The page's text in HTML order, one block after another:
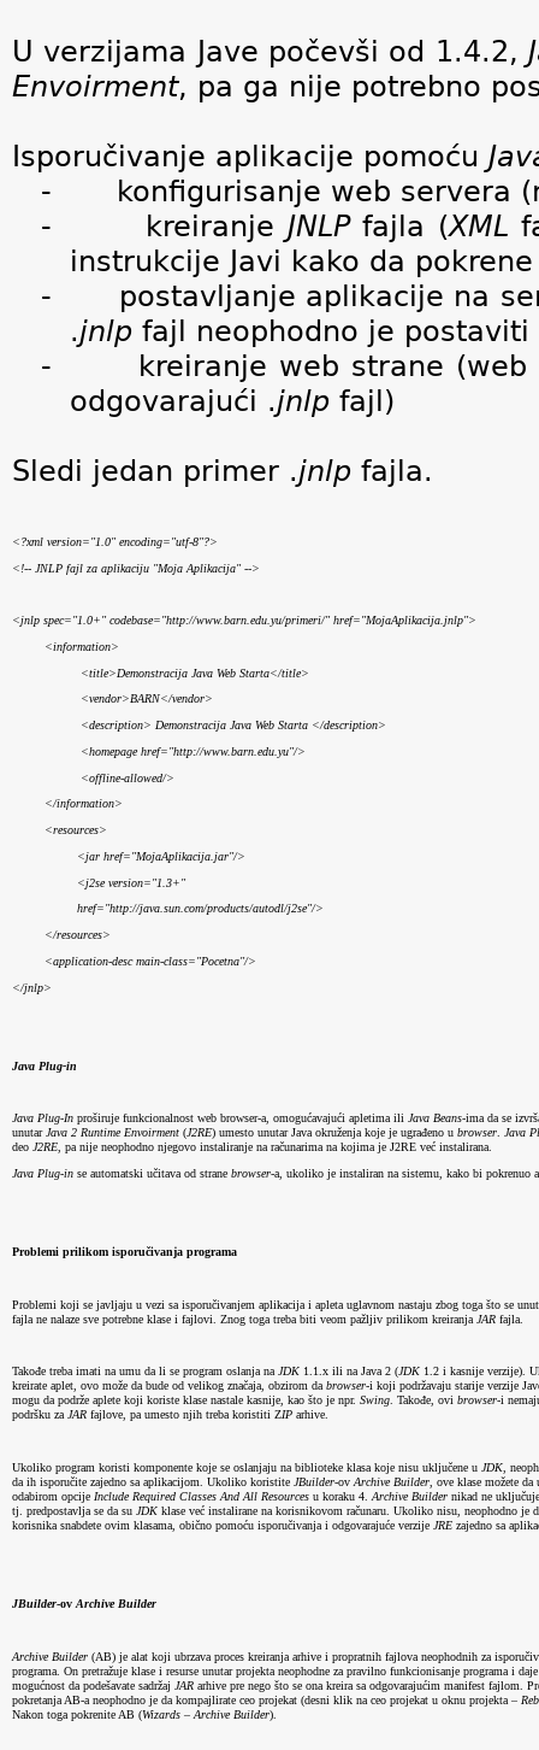
U verzijama Jave počevši od 1.4.2,
Envoirment, pa ga nije potrebno
Isporučivanje aplikacije pomoću
-
konfigurisanje web servera
-
kreiranje JNLPfajla (XML
instrukcije Javi kako da
-
postavljanje aplikacije na
.jnlp fajl neophodno je postaviti
-
kreiranje web strane
odgovarajući .jnlp fajl)
Sledi jedan primer .jnlp fajla.
<?xml version="1.0" encoding="utf-8"?>
<!-- JNLP fajl za aplikaciju "Moja Aplikacija" -->
<jnlp spec="1.0+" codebase="http://www.barn.edu.yu/primeri/" href="MojaAplikacija.jnlp">
<information>
<title>Demonstracija Java Web Starta</title>
<vendor>BARN</vendor>
<description> Demonstracija Java Web Starta </description>
<homepage href="http://www.barn.edu.yu"/>
<offline-allowed/>
</information>
<resources>
<jar href="MojaAplikacija.jar"/>
<j2se version="1.3+"
href="http://java.sun.com/products/autodl/j2se"/>
</resources>
<application-desc main-class="Pocetna"/>
</jnlp>
Java Plug-in
Java Plug-In proširuje funkcionalnost web browser-a, omogućavajući apletima ili Java Beans-ima da se
unutar Java 2 Runtime Envoirment (J2RE) umesto unutar Java okruženja koje je ugrađeno u browser. Java
deo J2RE, pa nije neophodno njegovo instaliranje na računarima na kojima je J2RE već instalirana.
Java Plug-in se automatski učitava od strane browser-a, ukoliko je instaliran na sistemu, kako bi pokrenuo
Problemi prilikom isporučivanja programa
Problemi koji se javljaju u vezi sa isporučivanjem aplikacija i apleta uglavnom nastaju zbog toga što se
fajla ne nalaze sve potrebne klase i fajlovi. Znog toga treba biti veom pažljiv prilikom kreiranja JAR fajla.
Takođe treba imati na umu da li se program oslanja na JDK 1.1.x ili na Java 2 (JDK 1.2 i kasnije verzije).
kreirate aplet, ovo može da bude od velikog značaja, obzirom da browser-i koji podržavaju starije verzije
mogu da podrže aplete koji koriste klase nastale kasnije, kao što je npr. Swing. Takođe, ovi browser-i
podršku za JAR fajlove, pa umesto njih treba koristiti ZIP arhive.
Ukoliko program koristi komponente koje se oslanjaju na biblioteke klasa koje nisu uključene u JDK ,
da ih isporučite zajedno sa aplikacijom. Ukoliko koristite JBuilder-ov Archive Builder , ove klase možete
odabirom opcije Include Required Classes And All Resources u koraku 4. Archive Builder nikad ne
tj. predpostavlja se da su JDK klase već instalirane na korisnikovom računaru. Ukoliko nisu, neophodno je
korisnika snabdete ovim klasama, obično pomoću isporučivanja i odgovarajuće verzije JRE zajedno sa
JBuilder-ov Archive Builder
Archive Builder (AB) je alat koji ubrzava proces kreiranja arhive i propratnih fajlova neophodnih za
programa. On pretražuje klase i resurse unutar projekta neophodne za pravilno funkcionisanje programa i
mogućnost da podešavate sadržaj JAR arhive pre nego što se ona kreira sa odgovarajućim manifest fajlom.
pokretanja AB-a neophodno je da kompajlirate ceo projekat (desni klik na ceo projekat u oknu projekta –
Nakon toga pokrenite AB (Wizards – Archive Builder).